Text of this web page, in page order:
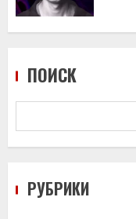
ПОИСК
РУБРИКИ